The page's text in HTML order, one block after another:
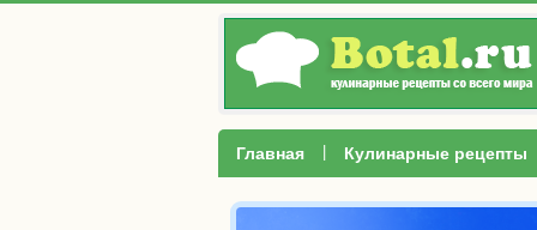
Главная Кулинарные рецепты